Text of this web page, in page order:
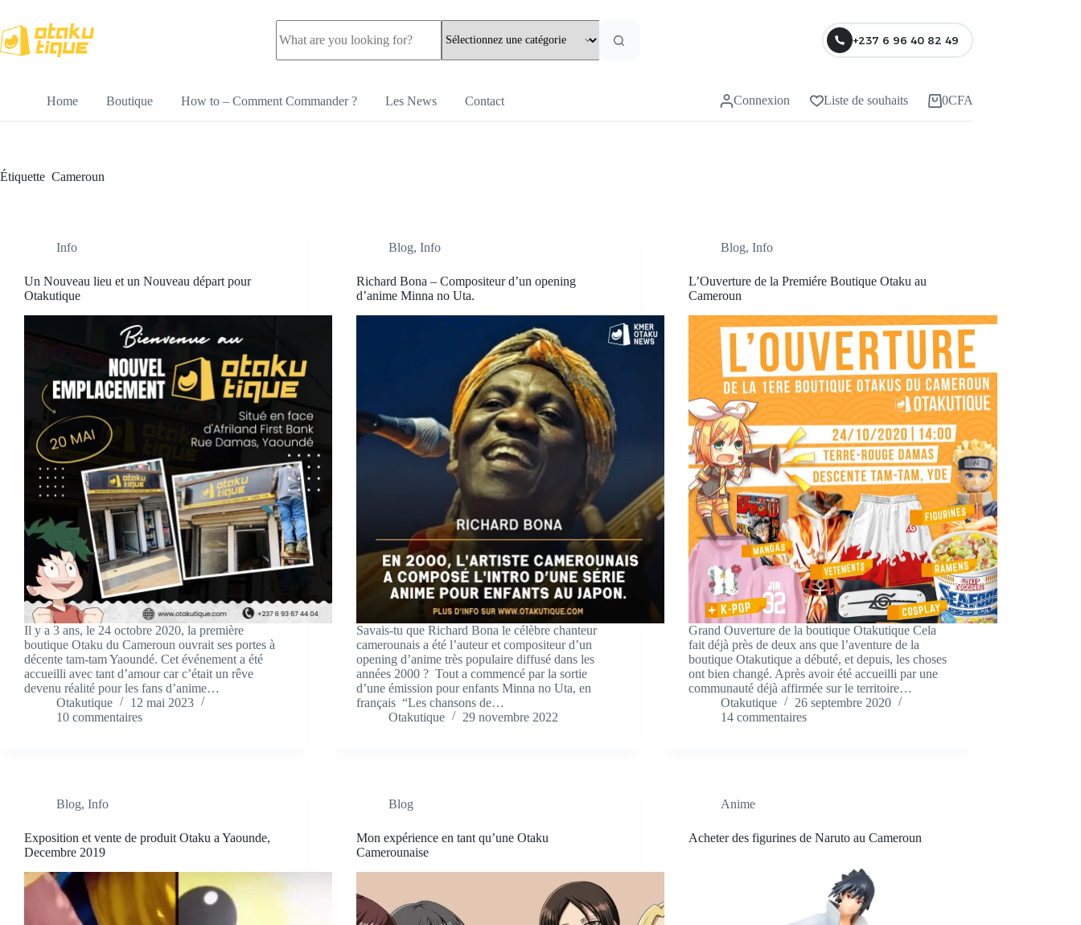
+237 6 96 40 82 49
Home Boutique How to – Comment Commander ? Les News Contact Connexion Liste de souhaits 0CFA
Étiquette Cameroun
Info
Un Nouveau lieu et un Nouveau départ pour
Otakutique
Il y a 3 ans, le 24 octobre 2020, la première
boutique Otaku du Cameroun ouvrait ses portes à
décente tam-tam Yaoundé. Cet événement a été
accueilli avec tant d’amour car c’était un rêve
devenu réalité pour les fans d’anime…
Otakutique
12 mai 2023
10 commentaires
Blog,Info
Richard Bona – Compositeur d’un opening
d’anime Minna no Uta.
Savais-tu que Richard Bona le célèbre chanteur
camerounais a été l’auteur et compositeur d’un
opening d’anime très populaire diffusé dans les
années 2000 ? Tout a commencé par la sortie
d’une émission pour enfants Minna no Uta, en
français “Les chansons de…
Otakutique
29 novembre 2022
Blog,Info
L’Ouverture de la Premiére Boutique Otaku au
Cameroun
Grand Ouverture de la boutique Otakutique Cela
fait déjà près de deux ans que l’aventure de la
boutique Otakutique a débuté, et depuis, les choses
ont bien changé. Après avoir été accueilli par une
communauté déjà affirmée sur le territoire…
Otakutique
26 septembre 2020
14 commentaires
Blog, Info
Exposition et vente de produit Otaku a Yaounde,
Decembre 2019
Blog
Mon expérience en tant qu’une Otaku
Camerounaise
Anime
Acheter des figurines de Naruto au Cameroun